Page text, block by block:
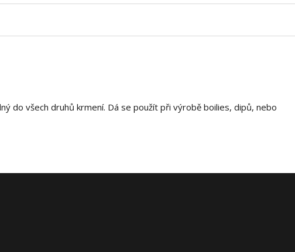
do všech druhů krmení. Dá se použít při výrobě boilies, dipů, nebo